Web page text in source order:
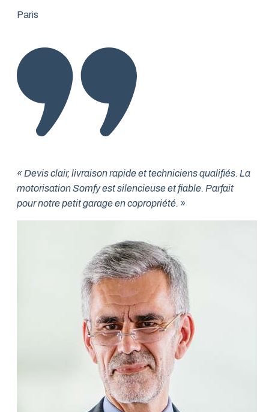
Paris
« Devis clair, livraison rapide et techniciens qualifiés. La
motorisation Somfy est silencieuse et fiable. Parfait
pour notre petit garage en copropriété. »